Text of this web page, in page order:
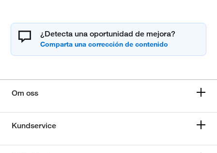
¿Detecta una oportunidad de mejora?
Om oss
Kundservice